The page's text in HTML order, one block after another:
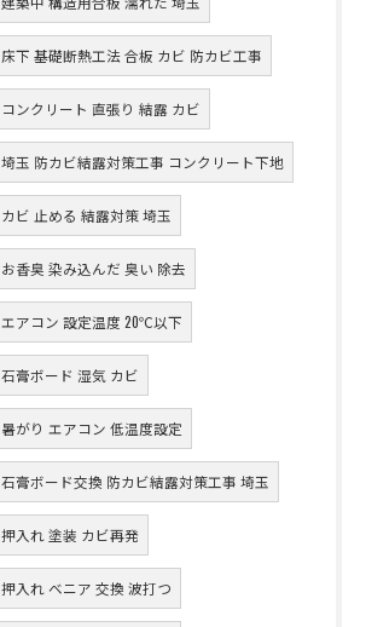
床下 基礎断熱工法 合板 カビ 防カビ工事
コンクリート 直張り 結露 カビ
埼玉 防カビ結露対策工事 コンクリート下地
カビ 止める 結露対策 埼玉
お香臭 染み込んだ 臭い 除去
エアコン 設定温度 20℃以下
石膏ボード 湿気 カビ
暑がり エアコン 低温度設定
石膏ボード交換 防カビ結露対策工事 埼玉
押入れ 塗装 カビ再発
押入れ ベニア 交換 波打つ